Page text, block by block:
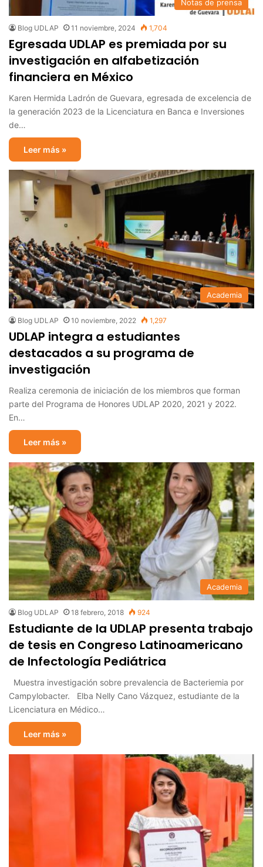
Notas de prensa
Blog UDLAP 11 noviembre, 2024 1,704
Egresada UDLAP es premiada por su
investigación en alfabetización
financiera en México
Karen Hermida Ladrón de Guevara, egresada de excelencia de
la generación 2023 de la Licenciatura en Banca e Inversiones
de…
Leer más »
Academia
Blog UDLAP 10 noviembre, 2022 1,297
UDLAP integra a estudiantes
destacados a su programa de
investigación
Realiza ceremonia de iniciación de los miembros que forman
parte del Programa de Honores UDLAP 2020, 2021 y 2022.
En…
Leer más »
Academia
Blog UDLAP 18 febrero, 2018 924
Estudiante de la UDLAP presenta trabajo
de tesis en Congreso Latinoamericano
de Infectología Pediátrica
Muestra investigación sobre prevalencia de Bacteriemia por
Campylobacter. Elba Nelly Cano Vázquez, estudiante de la
Licenciatura en Médico…
Leer más »